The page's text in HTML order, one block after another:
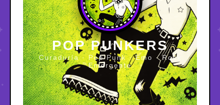
POP PUNKERS
Curaduría · Pop Punk · Emo · Rock
Emergente